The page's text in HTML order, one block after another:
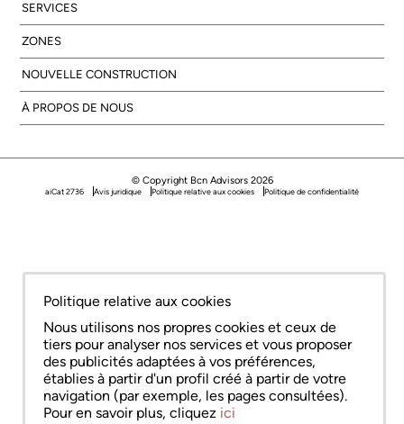
SERVICES
ZONES
NOUVELLE CONSTRUCTION
À PROPOS DE NOUS
© Copyright Bcn Advisors 2026
aiCat 2736 Avis juridique Politique relative aux cookies Politique de confidentialité
Politique relative aux cookies
Nous utilisons nos propres cookies et ceux de
tiers pour analyser nos services et vous proposer
des publicités adaptées à vos préférences,
établies à partir d'un profil créé à partir de votre
navigation (par exemple, les pages consultées).
Pour en savoir plus, cliquez ici